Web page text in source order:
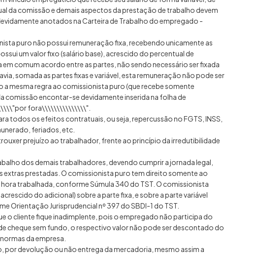
da comissão e demais aspectos da prestação de trabalho devem
anotados na Carteira de Trabalho do empregado -
puro não possui remuneração fixa, recebendo unicamente as
um valor fixo (salário base), acrescido do percentual de
comum acordo entre as partes, não sendo necessário ser fixada
somada as partes fixas e variável, esta remuneração não pode ser
mesma regra ao comissionista puro (que recebe somente
comissão encontar-se devidamente inserida na folha de
fora\\\\\\\\\\\\\\\".
todos os efeitos contratuais, ou seja, repercussão no FGTS, INSS,
feriados, etc.
prejuízo ao trabalhador, frente ao princípio da irredutibilidade
dos demais trabalhadores, devendo cumprir a jornada legal,
extras prestadas. O comissionista puro tem direito somente ao
trabalhada, conforme Súmula 340 do TST. O comissionista
do adicional) sobre a parte fixa, e sobre a parte variável
Jurisprudencial nº 397 do SBDI-1 do TST.
o cliente fique inadimplente, pois o empregado não participa do
cheque sem fundo, o respectivo valor não pode ser descontado do
da empresa.
devolução ou não entrega da mercadoria, mesmo assim a